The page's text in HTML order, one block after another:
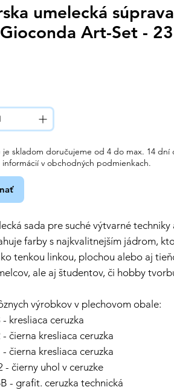
umelecká
Art-Set -
je skladom doručujeme od 4 do max. 14
v obchodných podmienkach.
sada pre suché výtvarné
farby s najkvalitnejším jádrom,
tenkou linkou, plochou alebo aj
ale aj študentov, či hobby
výrobkov v plechovom obale:
kresliaca ceruzka
- čierna kresliaca ceruzka
- čierna kresliaca ceruzka
- čierny uhol v ceruzke
- grafit. ceruzka technická